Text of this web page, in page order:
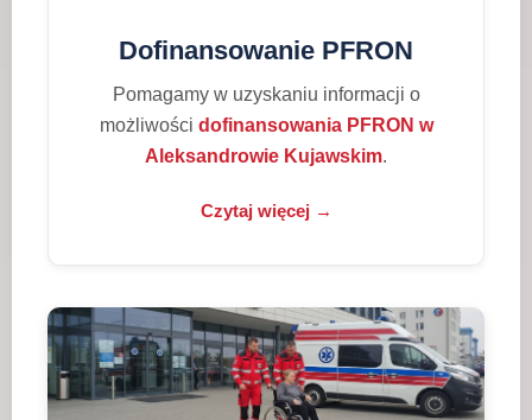
Dofinansowanie PFRON
Pomagamy w uzyskaniu informacji o
możliwości dofinansowania PFRON w
Aleksandrowie Kujawskim.
Czytaj więcej →